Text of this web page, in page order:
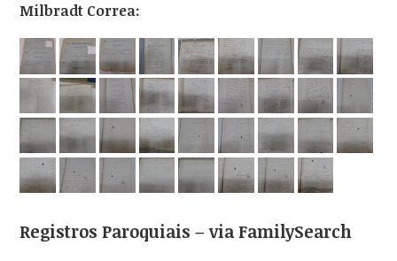
Milbradt Correa:
Registros Paroquiais – via FamilySearch